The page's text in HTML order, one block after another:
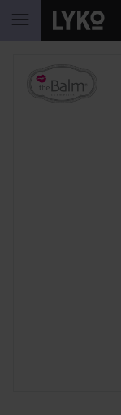
SIIRTYÄ JHK
OHITA OSIO